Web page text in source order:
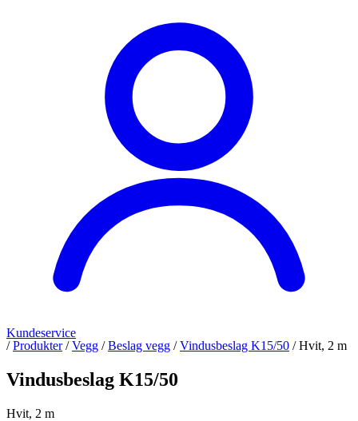
Kundeservice
/ Produkter / Vegg / Beslag vegg / Vindusbeslag K15/50 / Hvit, 2 m
Vindusbeslag K15/50
Hvit, 2 m